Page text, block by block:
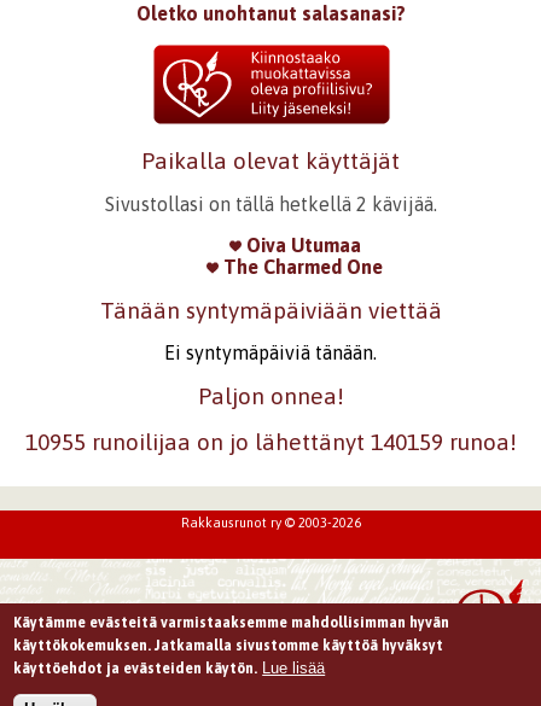
Oletko unohtanut salasanasi?
Paikalla olevat käyttäjät
Sivustollasi on tällä hetkellä 2 kävijää.
Oiva Utumaa
The Charmed One
Tänään syntymäpäiviään viettää
Ei syntymäpäiviä tänään.
Paljon onnea!
10955 runoilijaa on jo lähettänyt 140159 runoa!
Rakkausrunot ry © 2003-2026
Käytämme evästeitä varmistaaksemme mahdollisimman hyvän
käyttökokemuksen. Jatkamalla sivustomme käyttöä hyväksyt
käyttöehdot ja evästeiden käytön. Lue lisää